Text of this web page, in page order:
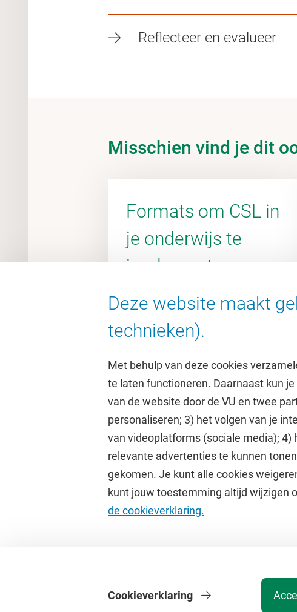
Reflecteer en evalueer
Misschien vind je dit
Formats om CSL in
je onderwijs te
implementeren
Deze website maakt
technieken).
Met behulp van deze cookies
te laten functioneren. Daarnaast kun
van de website door de VU en twee
personaliseren; 3) het volgen van je
van videoplatforms (sociale media);
relevante advertenties te kunnen
gekomen. Je kunt alle cookies
kunt jouw toestemming altijd wijzigen
de cookieverklaring.
Cookieverklaring
Direct naar
Cultuur op de campus
Universiteitsbibliotheek
Studie
Academische
Studiegids